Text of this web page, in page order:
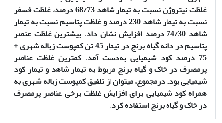
غلظت نیتروژن نسبت به تیمار شاهد 68/73 درصد، غلظت فسفر
نسبت به تیمار شاهد 230 درصد و غلظت پتاسیم نسبت به تیمار
شاهد 74/30 درصد افزایش نشان داد. بیشترین غلظت عنصر
پتاسیم در دانه گیاه برنج در تیمار 45 تن کمپوست زباله شهری +
75 درصد کود شیمیایی به‌دست آمد. کم­ترین غلظت عناصر
پرمصرف در خاک و گیاه برنج مربوط به تیمار شاهد و تیمار کود
شیمیایی بود. درمجموع، می­توان از تلفیق کمپوست زباله شهری به
همراه کود شیمیایی برای افزایش غلظت برخی عناصر پرمصرف
در خاک و گیاه برنج استفاده کرد.